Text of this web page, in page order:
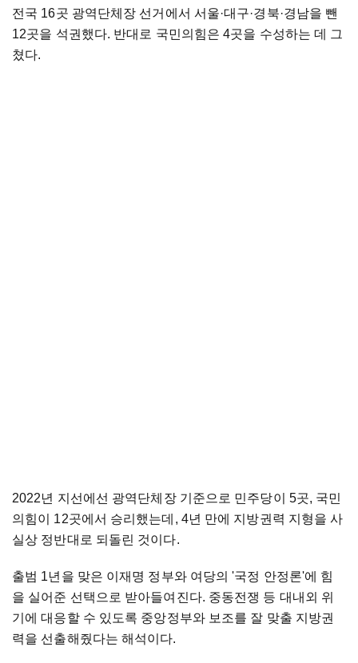
전국 16곳 광역단체장 선거에서 서울·대구·경북·경남을 뺀
12곳을 석권했다. 반대로 국민의힘은 4곳을 수성하는 데 그
쳤다.
2022년 지선에선 광역단체장 기준으로 민주당이 5곳, 국민
의힘이 12곳에서 승리했는데, 4년 만에 지방권력 지형을 사
실상 정반대로 되돌린 것이다.
출범 1년을 맞은 이재명 정부와 여당의 '국정 안정론'에 힘
을 실어준 선택으로 받아들여진다. 중동전쟁 등 대내외 위
기에 대응할 수 있도록 중앙정부와 보조를 잘 맞출 지방권
력을 선출해줬다는 해석이다.